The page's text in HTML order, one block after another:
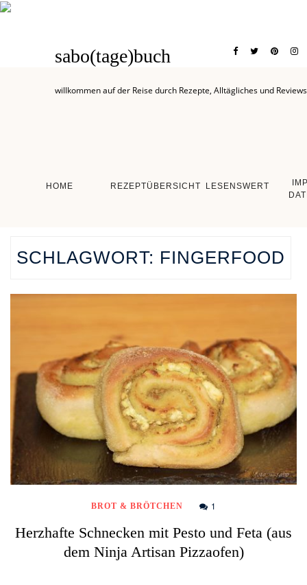
sabo(tage)buch
willkommen auf der Reise durch Rezepte, Alltägliches und Reviews
HOME REZEPTÜBERSICHT LESENSWERT
SCHLAGWORT: FINGERFOOD
BROT & BRÖTCHEN 1
Herzhafte Schnecken mit Pesto und Feta (aus
dem Ninja Artisan Pizzaofen)